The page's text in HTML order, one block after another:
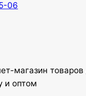
06
магазин товаров
и оптом